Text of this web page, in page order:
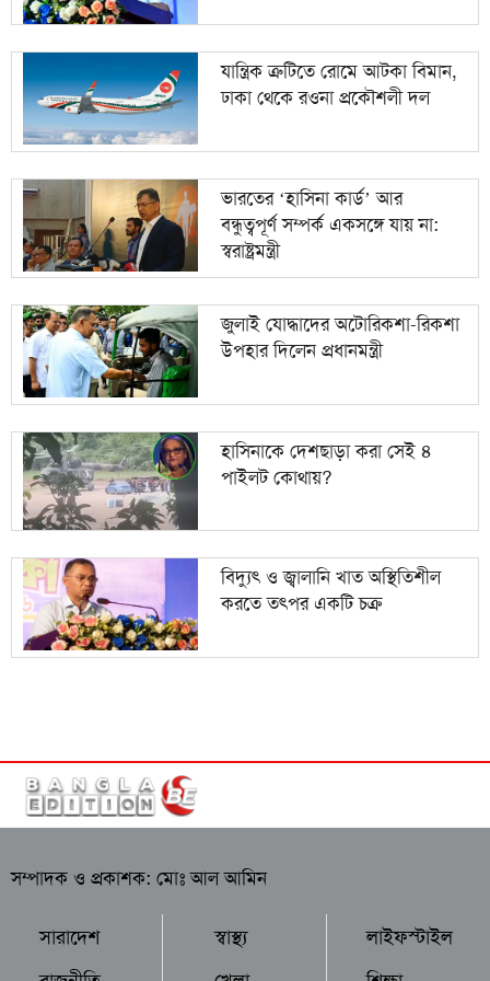
যান্ত্রিক ত্রুটিতে রোমে আটকা বিমান,
ঢাকা থেকে রওনা প্রকৌশলী দল
ভারতের ‘হাসিনা কার্ড’ আর
বন্ধুত্বপূর্ণ সম্পর্ক একসঙ্গে যায় না:
স্বরাষ্ট্রমন্ত্রী
জুলাই যোদ্ধাদের অটোরিকশা-রিকশা
উপহার দিলেন প্রধানমন্ত্রী
হাসিনাকে দেশছাড়া করা সেই ৪
পাইলট কোথায়?
বিদ্যুৎ ও জ্বালানি খাত অস্থিতিশীল
করতে তৎপর একটি চক্র
সম্পাদক ও প্রকাশক: মোঃ আল আমিন
সারাদেশ
স্বাস্থ্য
লাইফস্টাইল